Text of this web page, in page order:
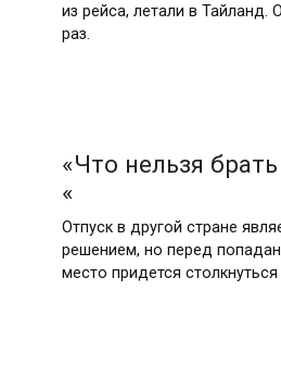
из рейса, летали в Тайланд.
раз.
«Что нельзя
«
Отпуск в другой стране
решением, но перед
место придется столкнуться